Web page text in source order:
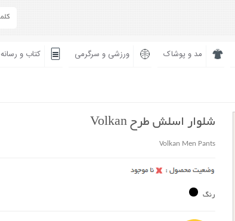
مد و پوشاک ورزشی و سرگرمی کتاب و رسانه
شلوار اسلش طرح Volkan
Volkan Men Pants
رنگ